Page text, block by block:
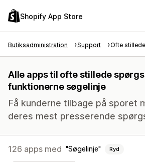
Shopify App Store
Butiksadministration Support Ofte
Alle apps til ofte stillede
funktionerne søgelinje
Få kunderne tilbage på sporet
deres mest presserende
126 apps med Søgelinje Ryd